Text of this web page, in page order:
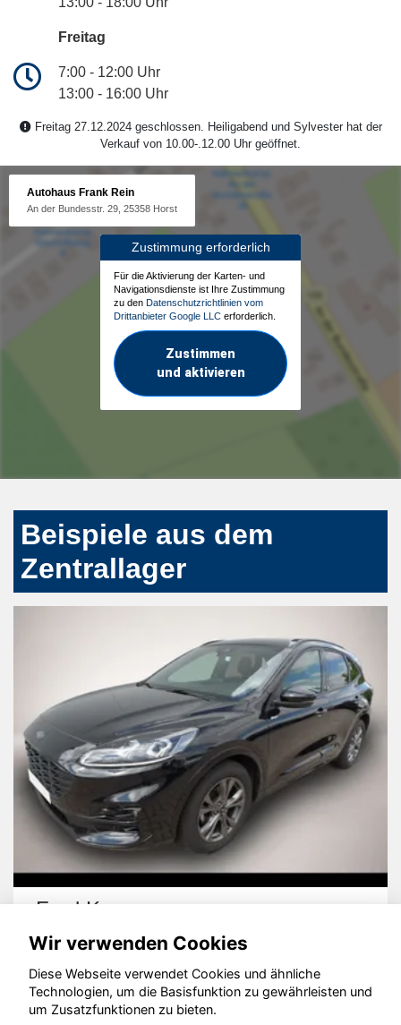
Freitag
7:00 - 12:00 Uhr
13:00 - 16:00 Uhr
Freitag 27.12.2024 geschlossen. Heiligabend und Sylvester hat der
Verkauf von 10.00-.12.00 Uhr geöffnet.
Autohaus Frank Rein
An der Bundesstr. 29, 25358 Horst
Zustimmung erforderlich
Für die Aktivierung der Karten- und
Navigationsdienste ist Ihre Zustimmung
zu den Datenschutzrichtlinien vom
Drittanbieter Google LLC erforderlich.
Zustimmen
und aktivieren
Beispiele aus dem
Zentrallager
© konjunkturmotor.de GmbH 2020 - 2026
Wir verwenden Cookies
Diese Webseite verwendet Cookies und ähnliche
Technologien, um die Basisfunktion zu gewährleisten und
um Zusatzfunktionen zu bieten.